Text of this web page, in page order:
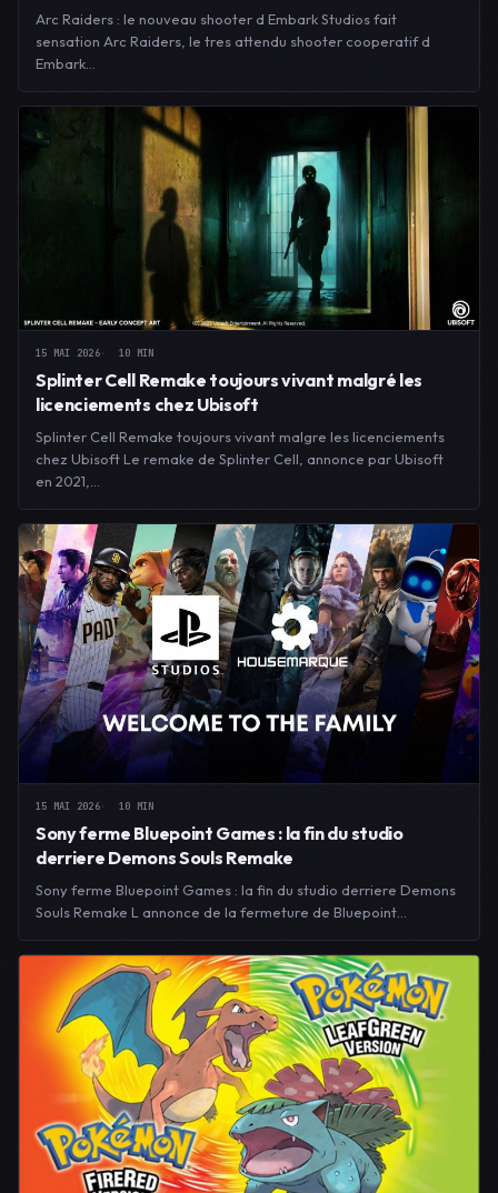
Arc Raiders : le nouveau shooter d Embark Studios fait
sensation Arc Raiders, le tres attendu shooter cooperatif d
Embark…
15 MAI 2026 10 MIN
Splinter Cell Remake toujours vivant malgré les
licenciements chez Ubisoft
Splinter Cell Remake toujours vivant malgre les licenciements
chez Ubisoft Le remake de Splinter Cell, annonce par Ubisoft
en 2021,…
15 MAI 2026 10 MIN
Sony ferme Bluepoint Games : la fin du studio
derriere Demons Souls Remake
Sony ferme Bluepoint Games : la fin du studio derriere Demons
Souls Remake L annonce de la fermeture de Bluepoint…